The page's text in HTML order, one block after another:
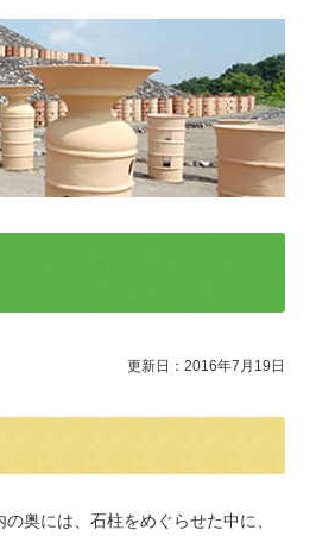
更新日：2016年7月19日
奥には、石柱をめぐらせた中に、